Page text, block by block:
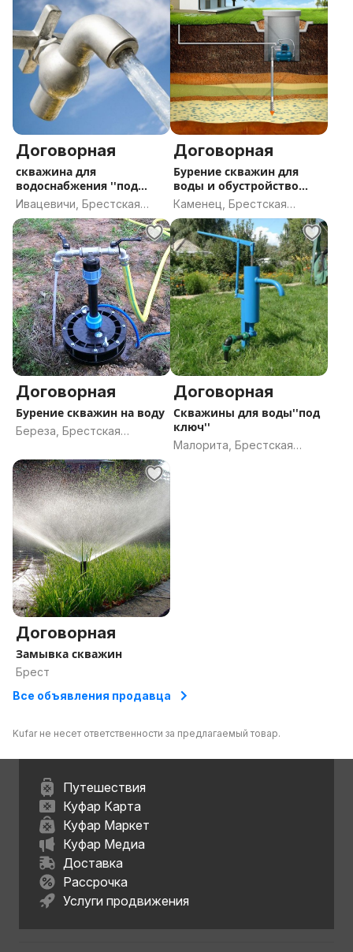
Договорная
скважина для
водоснабжения ''под
ключ''
Ивацевичи, Брестская
область
Договорная
Бурение скважин для
воды и обустройство
''под ключ
Каменец, Брестская
область
Договорная
Бурение скважин на воду
Береза, Брестская
Договорная
Скважины для воды''под
ключ''
Малорита, Брестская
Договорная
Замывка скважин
Брест
Все объявления продавца
Kufar не несет ответственности за предлагаемый товар.
Путешествия
Куфар Карта
Куфар Маркет
Куфар Медиа
Доставка
Рассрочка
Услуги продвижения